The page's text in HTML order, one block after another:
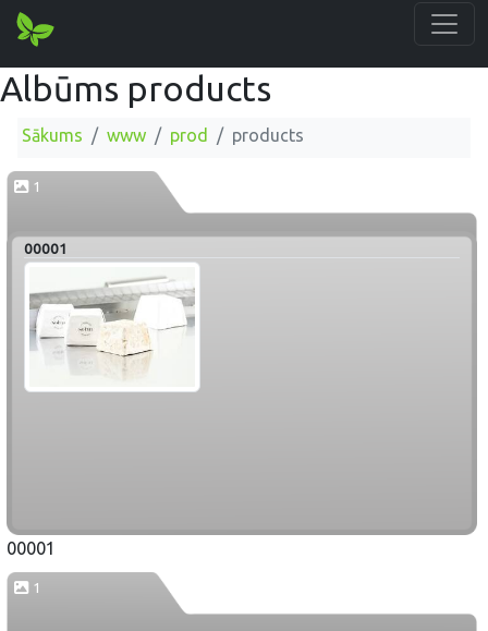
Albūms products
Sākums www prod products
1
00001
00001
1